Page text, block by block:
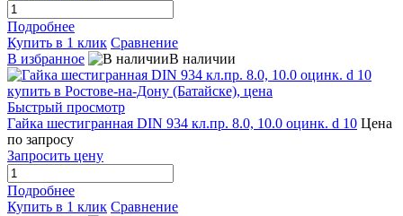
Подробнее
Купить в 1 клик Сравнение
В избранное
В наличии
Быстрый просмотр
Гайка шестигранная DIN 934 кл.пр. 8.0, 10.0 оцинк. d 10 Цена
по запросу
Запросить цену
Подробнее
Купить в 1 клик Сравнение